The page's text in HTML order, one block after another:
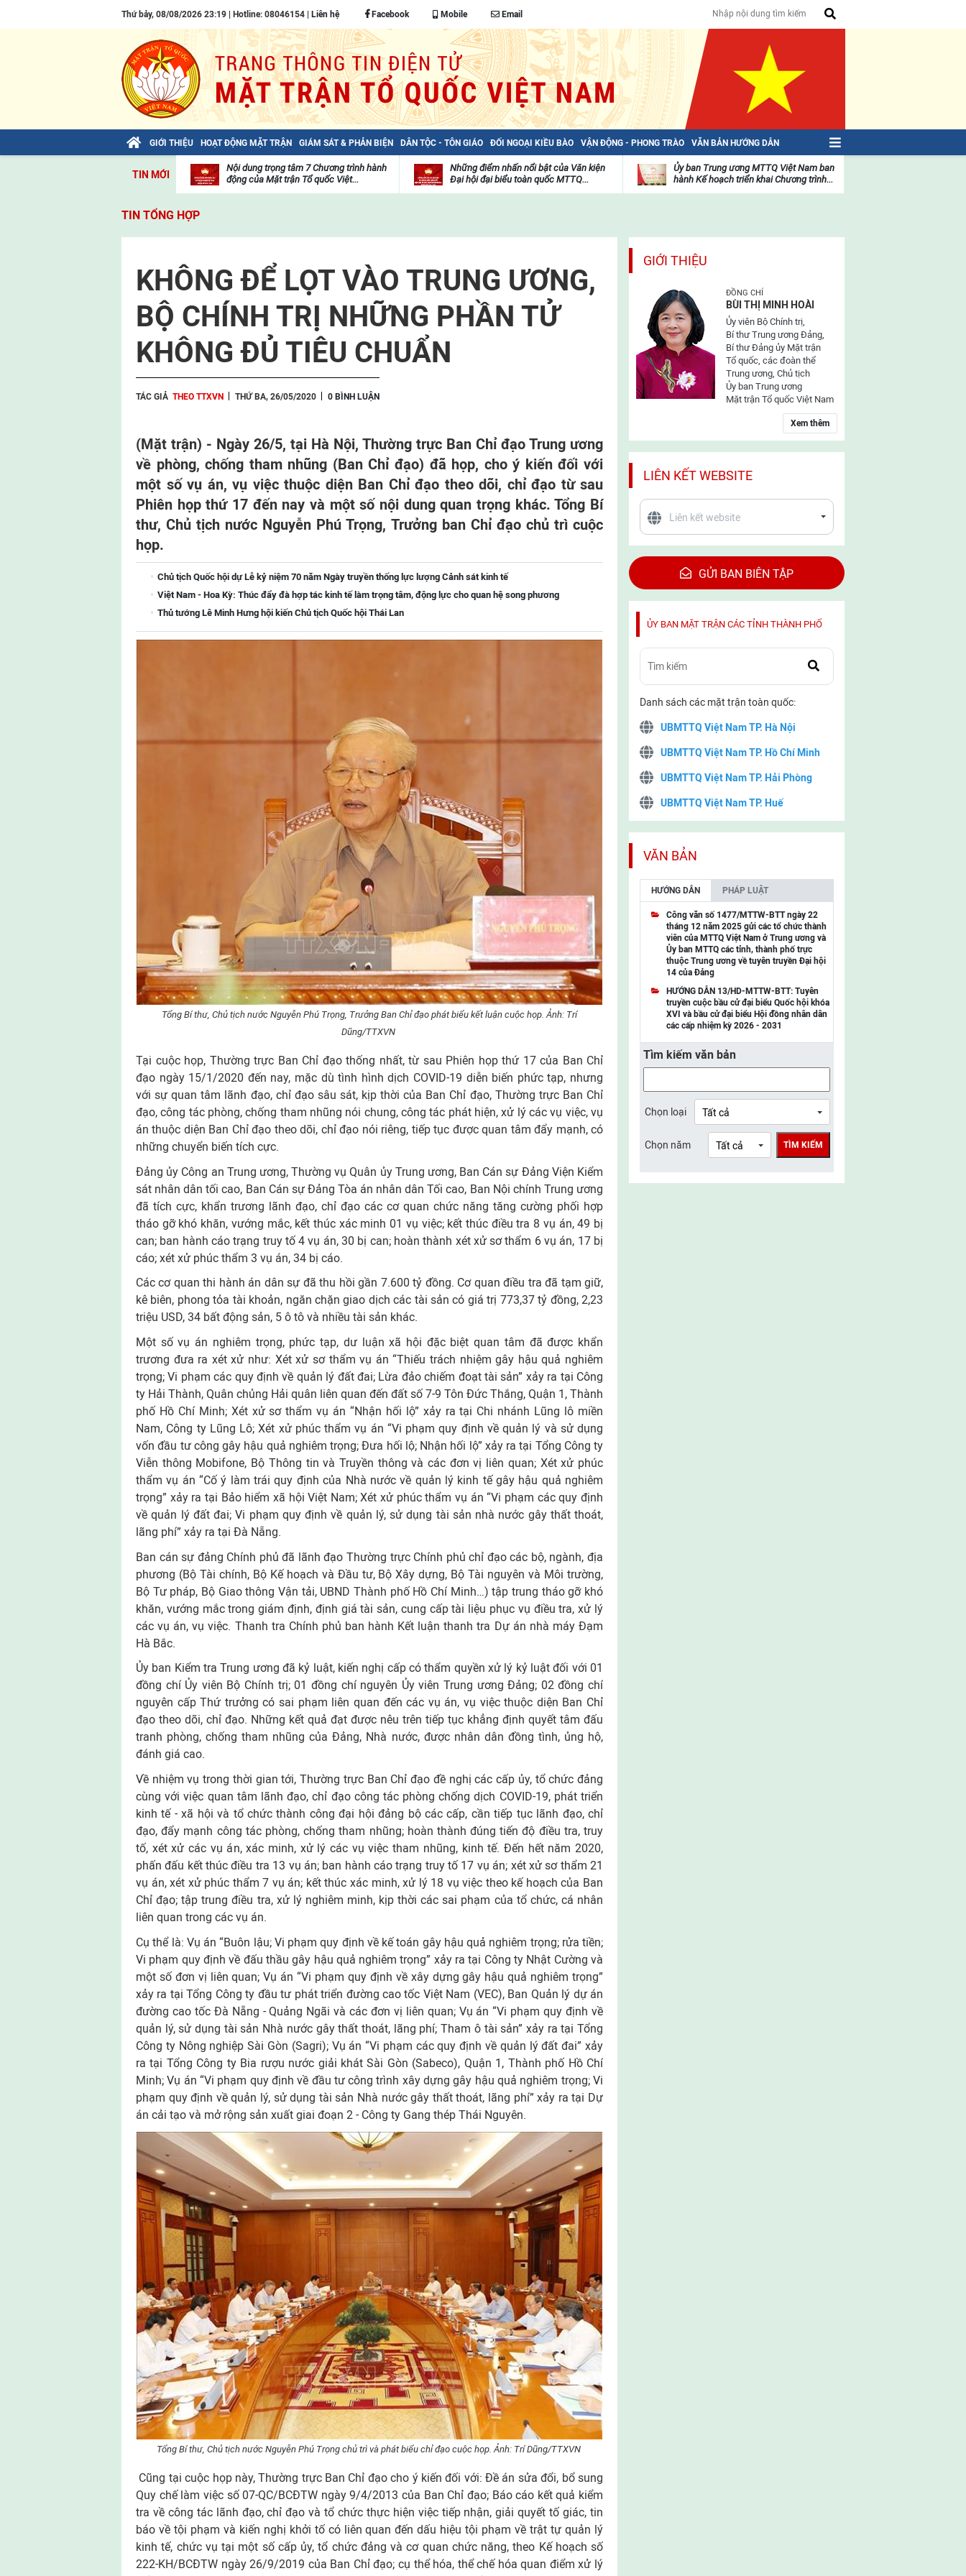
Thứ bảy, 08/08/2026 23:19 | Hotline: 08046154 | Liên hệ Facebook Mobile Email
GIỚI THIỆU HOẠT ĐỘNG MẶT TRẬN GIÁM SÁT & PHẢN BIỆN DÂN TỘC - TÔN GIÁO ĐỐI NGOẠI KIỀU BÀO VẬN ĐỘNG - PHONG TRÀO VĂN BẢN HƯỚNG DẪN
TIN MỚI
Bài viết của Tổng Bí thư Tô Lâm: TIẾN
viện
Nội dung trọng tâm 7 Chương trình hành
động của Mặt trận Tổ quốc Việt...
Những điểm nhấn nổi bật của Văn kiện
Đại hội đại biểu toàn quốc MTTQ...
mặt
trận
Ủy ban Trung ương MTTQ Việt Nam ban
hành Kế hoạch triển khai Chương trình...
TIN TỔNG HỢP
KHÔNG ĐỂ LỌT VÀO TRUNG ƯƠNG,
BỘ CHÍNH TRỊ NHỮNG PHẦN TỬ
KHÔNG ĐỦ TIÊU CHUẨN
TÁC GIẢ THEO TTXVN THỨ BA, 26/05/2020 0 BÌNH LUẬN
(Mặt trận) - Ngày 26/5, tại Hà Nội, Thường trực Ban Chỉ đạo Trung ương
về phòng, chống tham nhũng (Ban Chỉ đạo) đã họp, cho ý kiến đối với
một số vụ án, vụ việc thuộc diện Ban Chỉ đạo theo dõi, chỉ đạo từ sau
Phiên họp thứ 17 đến nay và một số nội dung quan trọng khác. Tổng Bí
thư, Chủ tịch nước Nguyễn Phú Trọng, Trưởng ban Chỉ đạo chủ trì cuộc
họp.
Chủ tịch Quốc hội dự Lễ kỷ niệm 70 năm Ngày truyền thống lực lượng Cảnh sát kinh tế
Việt Nam - Hoa Kỳ: Thúc đẩy đà hợp tác kinh tế làm trọng tâm, động lực cho quan hệ song phương
Thủ tướng Lê Minh Hưng hội kiến Chủ tịch Quốc hội Thái Lan
Tổng Bí thư, Chủ tịch nước Nguyễn Phú Trọng, Trưởng Ban Chỉ đạo phát biểu kết luận cuộc họp. Ảnh: Trí
Dũng/TTXVN
Tại cuộc họp, Thường trực Ban Chỉ đạo thống nhất, từ sau Phiên họp thứ 17 của Ban Chỉ
đạo ngày 15/1/2020 đến nay, mặc dù tình hình dịch COVID-19 diễn biến phức tạp, nhưng
với sự quan tâm lãnh đạo, chỉ đạo sâu sát, kịp thời của Ban Chỉ đạo, Thường trực Ban Chỉ
đạo, công tác phòng, chống tham nhũng nói chung, công tác phát hiện, xử lý các vụ việc, vụ
án thuộc diện Ban Chỉ đạo theo dõi, chỉ đạo nói riêng, tiếp tục được quan tâm đẩy mạnh, có
những chuyển biến tích cực.
Đảng ủy Công an Trung ương, Thường vụ Quân ủy Trung ương, Ban Cán sự Đảng Viện Kiểm
sát nhân dân tối cao, Ban Cán sự Đảng Tòa án nhân dân Tối cao, Ban Nội chính Trung ương
đã tích cực, khẩn trương lãnh đạo, chỉ đạo các cơ quan chức năng tăng cường phối hợp
tháo gỡ khó khăn, vướng mắc, kết thúc xác minh 01 vụ việc; kết thúc điều tra 8 vụ án, 49 bị
can; ban hành cáo trạng truy tố 4 vụ án, 30 bị can; hoàn thành xét xử sơ thẩm 6 vụ án, 17 bị
cáo; xét xử phúc thẩm 3 vụ án, 34 bị cáo.
Các cơ quan thi hành án dân sự đã thu hồi gần 7.600 tỷ đồng. Cơ quan điều tra đã tạm giữ,
kê biên, phong tỏa tài khoản, ngăn chặn giao dịch các tài sản có giá trị 773,37 tỷ đồng, 2,23
triệu USD, 34 bất động sản, 5 ô tô và nhiều tài sản khác.
Một số vụ án nghiêm trọng, phức tạp, dư luận xã hội đặc biệt quan tâm đã được khẩn
trương đưa ra xét xử như: Xét xử sơ thẩm vụ án “Thiếu trách nhiệm gây hậu quả nghiêm
trọng; Vi phạm các quy định về quản lý đất đai; Lừa đảo chiếm đoạt tài sản” xảy ra tại Công
ty Hải Thành, Quân chủng Hải quân liên quan đến đất số 7-9 Tôn Đức Thắng, Quận 1, Thành
phố Hồ Chí Minh; Xét xử sơ thẩm vụ án “Nhận hối lộ” xảy ra tại Chi nhánh Lũng lô miền
Nam, Công ty Lũng Lô; Xét xử phúc thẩm vụ án “Vi phạm quy định về quản lý và sử dụng
vốn đầu tư công gây hậu quả nghiêm trọng; Đưa hối lộ; Nhận hối lộ” xảy ra tại Tổng Công ty
Viễn thông Mobifone, Bộ Thông tin và Truyền thông và các đơn vị liên quan; Xét xử phúc
thẩm vụ án “Cố ý làm trái quy định của Nhà nước về quản lý kinh tế gây hậu quả nghiêm
trọng” xảy ra tại Bảo hiểm xã hội Việt Nam; Xét xử phúc thẩm vụ án “Vi phạm các quy định
về quản lý đất đai; Vi phạm quy định về quản lý, sử dụng tài sản nhà nước gây thất thoát,
lãng phí” xảy ra tại Đà Nẵng.
Ban cán sự đảng Chính phủ đã lãnh đạo Thường trực Chính phủ chỉ đạo các bộ, ngành, địa
phương (Bộ Tài chính, Bộ Kế hoạch và Đầu tư, Bộ Xây dựng, Bộ Tài nguyên và Môi trường,
Bộ Tư pháp, Bộ Giao thông Vận tải, UBND Thành phố Hồ Chí Minh…) tập trung tháo gỡ khó
khăn, vướng mắc trong giám định, định giá tài sản, cung cấp tài liệu phục vụ điều tra, xử lý
các vụ án, vụ việc. Thanh tra Chính phủ ban hành Kết luận thanh tra Dự án nhà máy Đạm
Hà Bắc.
Ủy ban Kiểm tra Trung ương đã kỷ luật, kiến nghị cấp có thẩm quyền xử lý kỷ luật đối với 01
đồng chí Ủy viên Bộ Chính trị; 01 đồng chí nguyên Ủy viên Trung ương Đảng; 02 đồng chí
nguyên cấp Thứ trưởng có sai phạm liên quan đến các vụ án, vụ việc thuộc diện Ban Chỉ
đạo theo dõi, chỉ đạo. Những kết quả đạt được nêu trên tiếp tục khẳng định quyết tâm đấu
tranh phòng, chống tham nhũng của Đảng, Nhà nước, được nhân dân đồng tình, ủng hộ,
đánh giá cao.
Về nhiệm vụ trong thời gian tới, Thường trực Ban Chỉ đạo đề nghị các cấp ủy, tổ chức đảng
cùng với việc quan tâm lãnh đạo, chỉ đạo công tác phòng chống dịch COVID-19, phát triển
kinh tế - xã hội và tổ chức thành công đại hội đảng bộ các cấp, cần tiếp tục lãnh đạo, chỉ
đạo, đẩy mạnh công tác phòng, chống tham nhũng; hoàn thành đúng tiến độ điều tra, truy
tố, xét xử các vụ án, xác minh, xử lý các vụ việc tham nhũng, kinh tế. Đến hết năm 2020,
phấn đấu kết thúc điều tra 13 vụ án; ban hành cáo trạng truy tố 17 vụ án; xét xử sơ thẩm 21
vụ án, xét xử phúc thẩm 7 vụ án; kết thúc xác minh, xử lý 18 vụ việc theo kế hoạch của Ban
Chỉ đạo; tập trung điều tra, xử lý nghiêm minh, kịp thời các sai phạm của tổ chức, cá nhân
liên quan trong các vụ án.
Cụ thể là: Vụ án “Buôn lậu; Vi phạm quy định về kế toán gây hậu quả nghiêm trọng; rửa tiền;
Vi phạm quy định về đấu thầu gây hậu quả nghiêm trọng” xảy ra tại Công ty Nhật Cường và
một số đơn vị liên quan; Vụ án “Vi phạm quy định về xây dựng gây hậu quả nghiêm trọng”
xảy ra tại Tổng Công ty đầu tư phát triển đường cao tốc Việt Nam (VEC), Ban Quản lý dự án
đường cao tốc Đà Nẵng - Quảng Ngãi và các đơn vị liên quan; Vụ án “Vi phạm quy định về
quản lý, sử dụng tài sản Nhà nước gây thất thoát, lãng phí; Tham ô tài sản” xảy ra tại Tổng
Công ty Nông nghiệp Sài Gòn (Sagri); Vụ án “Vi phạm các quy định về quản lý đất đai” xảy
ra tại Tổng Công ty Bia rượu nước giải khát Sài Gòn (Sabeco), Quận 1, Thành phố Hồ Chí
Minh; Vụ án “Vi phạm quy định về đầu tư công trình xây dựng gây hậu quả nghiêm trọng; Vi
phạm quy định về quản lý, sử dụng tài sản Nhà nước gây thất thoát, lãng phí” xảy ra tại Dự
án cải tạo và mở rộng sản xuất giai đoạn 2 - Công ty Gang thép Thái Nguyên.
Tổng Bí thư, Chủ tịch nước Nguyễn Phú Trọng chủ trì và phát biểu chỉ đạo cuộc họp. Ảnh: Trí Dũng/TTXVN
Cũng tại cuộc họp này, Thường trực Ban Chỉ đạo cho ý kiến đối với: Đề án sửa đổi, bổ sung
Quy chế làm việc số 07-QC/BCĐTW ngày 9/4/2013 của Ban Chỉ đạo; Báo cáo kết quả kiểm
tra về công tác lãnh đạo, chỉ đạo và tổ chức thực hiện việc tiếp nhận, giải quyết tố giác, tin
báo về tội phạm và kiến nghị khởi tố có liên quan đến dấu hiệu tội phạm về trật tự quản lý
kinh tế, chức vụ tại một số cấp ủy, tổ chức đảng và cơ quan chức năng, theo Kế hoạch số
222-KH/BCĐTW ngày 26/9/2019 của Ban Chỉ đạo; cụ thể hóa, thể chế hóa quan điểm xử lý
GIỚI THIỆU
ĐỒNG CHÍ
BÙI THỊ MINH HOÀI
Ủy viên Bộ Chính trị,
Bí thư Trung ương Đảng,
Bí thư Đảng ủy Mặt trận
Tổ quốc, các đoàn thể
Trung ương, Chủ tịch
Ủy ban Trung ương
Mặt trận Tổ quốc Việt Nam
Xem thêm
LIÊN KẾT WEBSITE
GỬI BAN BIÊN TẬP
ỦY BAN MẶT TRẬN CÁC TỈNH THÀNH PHỐ
Danh sách các mặt trận toàn quốc:
UBMTTQ Việt Nam TP. Hà Nội
UBMTTQ Việt Nam TP. Hồ Chí Minh
UBMTTQ Việt Nam TP. Hải Phòng
UBMTTQ Việt Nam TP. Huế
UBMTTQ Việt Nam TP. Cần Thơ
UBMTTQ Việt Nam tỉnh Quảng Ninh
UBMTTQ Việt Nam tỉnh Cao Bằng
UBMTTQ Việt Nam tỉnh Lạng Sơn
UBMTTQ Việt Nam tỉnh Lai Châu
UBMTTQ Việt Nam tỉnh Điện Biên
UBMTTQ Việt Nam tỉnh Sơn La
UBMTTQ Việt Nam tỉnh Thanh Hóa
UBMTTQ Việt Nam tỉnh Nghệ An
UBMTTQ Việt Nam tỉnh Lào Cai
UBMTTQ Việt Nam tỉnh Thái Nguyên
VĂN BẢN
HƯỚNG DẪN PHÁP LUẬT
Công văn số 1477/MTTW-BTT ngày 22
tháng 12 năm 2025 gửi các tổ chức thành
viên của MTTQ Việt Nam ở Trung ương và
Ủy ban MTTQ các tỉnh, thành phố trực
thuộc Trung ương về tuyên truyền Đại hội
14 của Đảng
HƯỚNG DẪN 13/HD-MTTW-BTT: Tuyên
truyền cuộc bầu cử đại biểu Quốc hội khóa
XVI và bầu cử đại biểu Hội đồng nhân dân
các cấp nhiệm kỳ 2026 - 2031
Tìm kiếm văn bản
Chọn loại
Chọn năm TÌM KIẾM